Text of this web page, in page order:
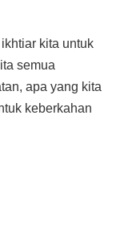
kita untuk
semua
apa yang kita
keberkahan